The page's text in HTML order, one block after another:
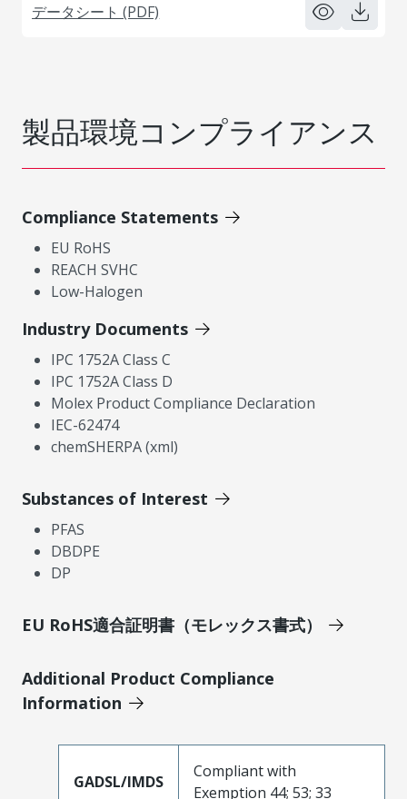
データシート (PDF)
製品環境コンプライアンス
Compliance Statements
EU RoHS
REACH SVHC
Low-Halogen
Industry Documents
IPC 1752A Class C
IPC 1752A Class D
Molex Product Compliance Declaration
IEC-62474
chemSHERPA (xml)
Substances of Interest
PFAS
DBDPE
DP
EU RoHS適合証明書（モレックス書式）
Additional Product Compliance
Information
GADSL/IMDS
Compliant with
Exemption 44; 53; 33